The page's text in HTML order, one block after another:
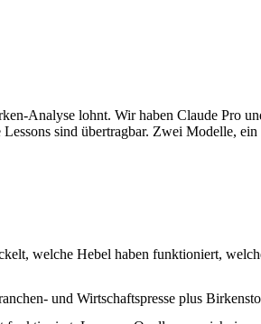
Analyse lohnt. Wir haben Claude Pro
sind übertragbar. Zwei Modelle,
welche Hebel haben funktioniert,
und Wirtschaftspresse plus